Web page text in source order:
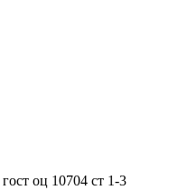
оц 10704 ст 1-3